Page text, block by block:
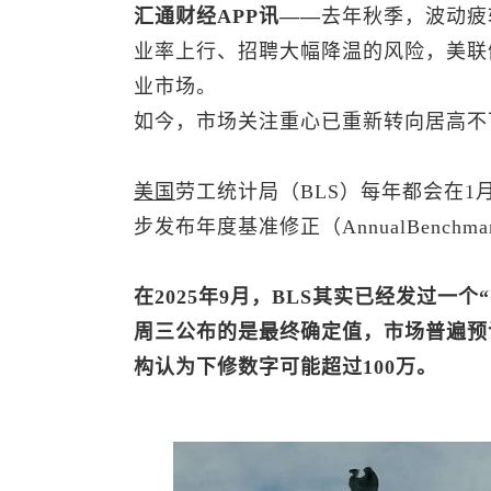
汇通财经APP讯——去年秋季，波动
业率上行、招聘大幅降温的风险，美
业市场。
如今，市场关注重心已重新转向居高
美国 劳工统计局（BLS）每年都会在1
步发布年度基准修正（
在2025年9月，BLS其实已经发过一个
周三公布的是最终确定值，市场普遍
构认为下修数字可能超过100万。